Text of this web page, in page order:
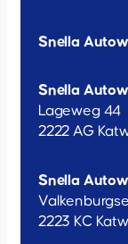
Snella
Snella
Lageweg 44
2222 AG
Snella
2223 KC